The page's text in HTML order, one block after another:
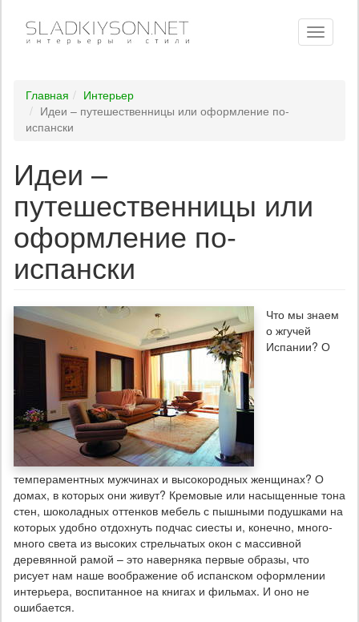
Toggle
Главная
Интерьер
Идеи – путешественницы или оформление по-
испански
Идеи –
путешественницы или
оформление по-
испански
Что мы знаем
о жгучей
Испании? О
темпераментных мужчинах и высокородных женщинах? О
домах, в которых они живут? Кремовые или насыщенные тона
стен, шоколадных оттенков мебель с пышными подушками на
которых удобно отдохнуть подчас сиесты и, конечно, много-
много света из высоких стрельчатых окон с массивной
деревянной рамой – это наверняка первые образы, что
рисует нам наше воображение об испанском оформлении
интерьера, воспитанное на книгах и фильмах. И оно не
ошибается.